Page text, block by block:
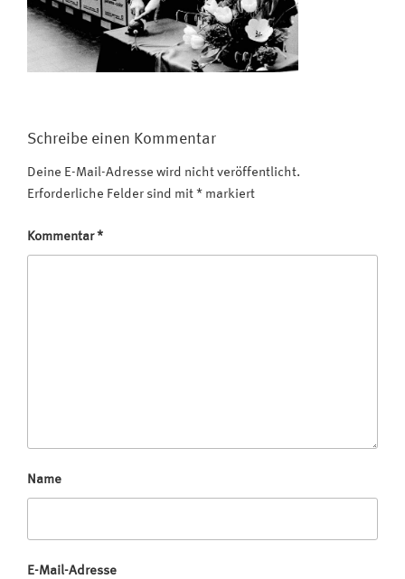
Schreibe einen Kommentar
Deine E-Mail-Adresse wird nicht veröffentlicht.
Erforderliche Felder sind mit * markiert
Kommentar*
Name
E-Mail-Adresse